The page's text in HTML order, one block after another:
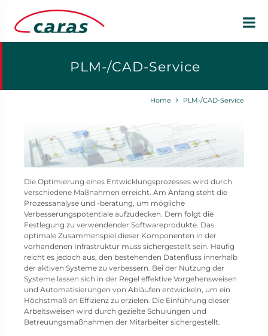
PLM-/CAD-Service
Home PLM-/CAD-Service
Die Optimierung eines Entwicklungsprozesses wird durch
verschiedene Maßnahmen erreicht. Am Anfang steht die
Prozessanalyse und -beratung, um mögliche
Verbesserungspotentiale aufzudecken. Dem folgt die
Festlegung zu verwendender Softwareprodukte. Das
optimale Zusammenspiel dieser Komponenten in der
vorhandenen Infrastruktur muss sichergestellt sein. Häufig
reicht es jedoch aus, den bestehenden Datenfluss innerhalb
der aktiven Systeme zu verbessern. Bei der Nutzung der
Systeme lassen sich in der Regel effektive Vorgehensweisen
und Automatisierungen von Abläufen entwickeln, um ein
Höchstmaß an Effizienz zu erzielen. Die Einführung dieser
Arbeitsweisen wird durch gezielte Schulungen und
Betreuungsmaßnahmen der Mitarbeiter sichergestellt.